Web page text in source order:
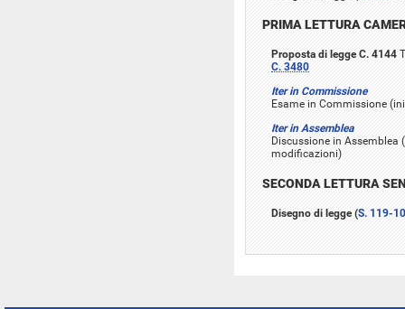
PRIMA LETTURA
Proposta di legge C. 4144
C. 3480
Iter in Commissione
Esame in Commissione
Iter in Assemblea
Discussione in
modificazioni)
SECONDA LETTURA
Disegno di legge (S. 119-